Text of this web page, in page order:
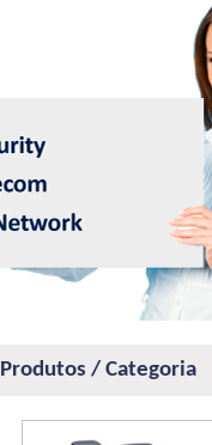
Produtos / Categoria